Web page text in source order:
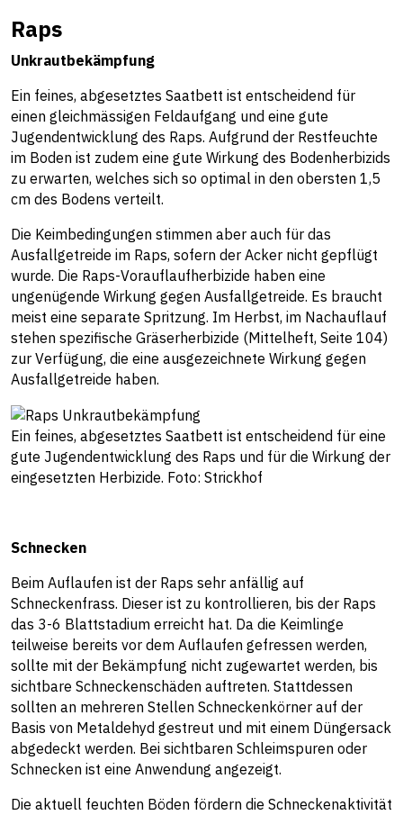
Raps
Unkrautbekämpfung
Ein feines, abgesetztes Saatbett ist entscheidend für
einen gleichmässigen Feldaufgang und eine gute
Jugendentwicklung des Raps. Aufgrund der Restfeuchte
im Boden ist zudem eine gute Wirkung des Bodenherbizids
zu erwarten, welches sich so optimal in den obersten 1,5
cm des Bodens verteilt.
Die Keimbedingungen stimmen aber auch für das
Ausfallgetreide im Raps, sofern der Acker nicht gepflügt
wurde. Die Raps-Vorauflaufherbizide haben eine
ungenügende Wirkung gegen Ausfallgetreide. Es braucht
meist eine separate Spritzung. Im Herbst, im Nachauflauf
stehen spezifische Gräserherbizide (Mittelheft, Seite 104)
zur Verfügung, die eine ausgezeichnete Wirkung gegen
Ausfallgetreide haben.
Ein feines, abgesetztes Saatbett ist entscheidend für eine
gute Jugendentwicklung des Raps und für die Wirkung der
eingesetzten Herbizide. Foto: Strickhof
Schnecken
Beim Auflaufen ist der Raps sehr anfällig auf
Schneckenfrass. Dieser ist zu kontrollieren, bis der Raps
das 3-6 Blattstadium erreicht hat. Da die Keimlinge
teilweise bereits vor dem Auflaufen gefressen werden,
sollte mit der Bekämpfung nicht zugewartet werden, bis
sichtbare Schneckenschäden auftreten. Stattdessen
sollten an mehreren Stellen Schneckenkörner auf der
Basis von Metaldehyd gestreut und mit einem Düngersack
abgedeckt werden. Bei sichtbaren Schleimspuren oder
Schnecken ist eine Anwendung angezeigt.
Die aktuell feuchten Böden fördern die Schneckenaktivität